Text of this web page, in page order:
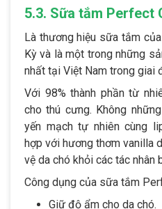
5.3. Sữa tắm Perfect
Là thương hiệu sữa tắm
Kỳ và là một trong những
nhất tại Việt Nam trong giai
Với 98% thành phần từ
cho thú cưng. Không
yến mạch tự nhiên cùng
hợp với hương thơm vanilla
vệ da chó khỏi các tác nhân
Công dụng của sữa tắm
Giữ độ ẩm cho da chó.